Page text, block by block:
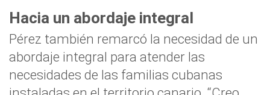
Hacia un abordaje integral
Pérez también remarcó la necesidad de un
abordaje integral para atender las
necesidades de las familias cubanas